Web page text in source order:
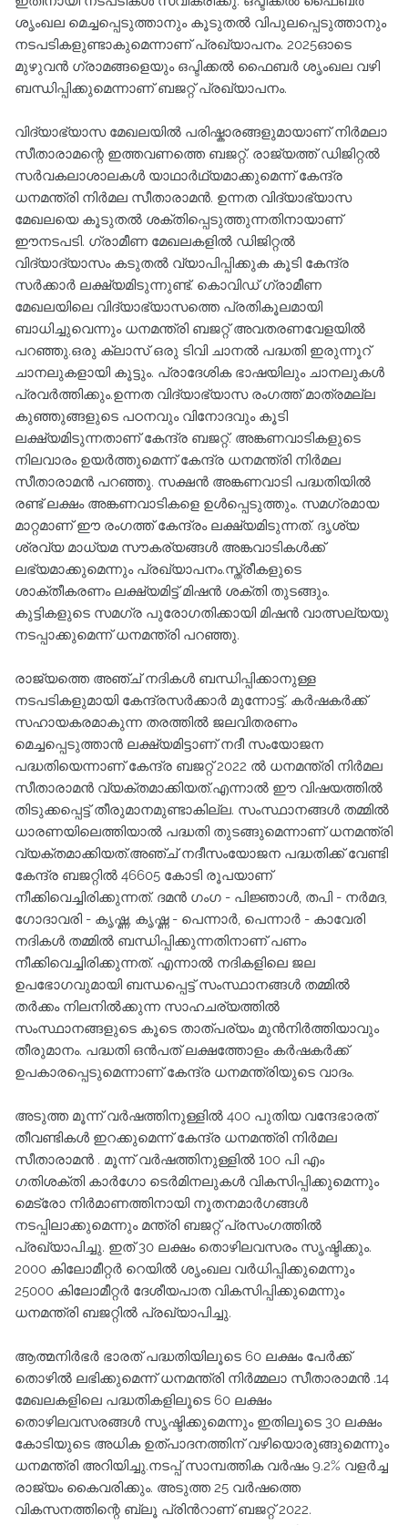
ശൃംഖല മെച്ചപ്പെടുത്താനും കൂടുതല്‍ വിപുലപ്പെടുത്താനും
നടപടികളുണ്ടാകുമെന്നാണ് പ്രഖ്യാപനം. 2025ഓടെ
മുഴുവന്‍ ഗ്രാമങ്ങളെയും ഒപ്ടിക്കല്‍ ഫൈബര്‍ ശൃംഖല വഴി
ബന്ധിപ്പിക്കുമെന്നാണ് ബജറ്റ് പ്രഖ്യാപനം.
വിദ്യാഭ്യാസ മേഖലയില്‍ പരിഷ്കാരങ്ങളുമായാണ് നിര്‍മലാ
സീതാരാമന്റെ ഇത്തവണത്തെ ബജറ്റ്. രാജ്യത്ത് ഡിജിറ്റല്‍
സര്‍വകലാശാലകള്‍ യാഥാര്‍ഥ്യമാക്കുമെന്ന് കേന്ദ്ര
ധനമന്ത്രി നിര്‍മല സീതാരാമന്‍. ഉന്നത വിദ്യാഭ്യാസ
മേഖലയെ കൂടുതല്‍ ശക്തിപ്പെടുത്തുന്നതിനായാണ്
ഈനടപടി. ഗ്രാമീണ മേഖലകളില്‍ ഡിജിറ്റല്‍
വിദ്യാദ്യാസം കടുതല്‍ വ്യാപിപ്പിക്കു‌ക കൂടി കേന്ദ്ര
സര്‍ക്കാര്‍ ലക്ഷ്യമിടുന്നുണ്ട്. കൊവിഡ് ഗ്രാമീണ
മേഖലയിലെ വിദ്യാഭ്യാസത്തെ പ്രതികൂലമായി
ബാധിച്ചുവെന്നും ധനമന്ത്രി ബജറ്റ് അവതരണവേളയില്‍
പറഞ്ഞു.ഒരു ക്ലാസ് ഒരു ടിവി ചാനല്‍ പദ്ധതി ഇരുന്നൂറ്
ചാനലുകളായി കൂട്ടും. പ്രാദേശിക ഭാഷയിലും ചാനലുകള്‍
പ്രവര്‍ത്തിക്കും.ഉന്നത വിദ്യാഭ്യാസ രം​ഗത്ത് മാത്രമല്ല
കുഞ്ഞുങ്ങളുടെ പഠനവും വിനോദവും കൂടി
ലക്ഷ്യമിടുന്നതാണ് കേന്ദ്ര ബജറ്റ്. അങ്കണവാടികളുടെ
നിലവാരം ഉയര്‍ത്തുമെന്ന് കേന്ദ്ര ധനമന്ത്രി നിര്‍മല
സീതാരാമന്‍ പറഞ്ഞു. സക്ഷന്‍ അങ്കണവാടി പദ്ധതിയില്‍
രണ്ട് ലക്ഷം അങ്കണവാ‌ടികളെ ഉള്‍പ്പെടുത്തും. സമ​ഗ്രമായ
മാറ്റമാണ് ഈ രം​ഗത്ത് കേന്ദ്രം ലക്ഷ്യമിടുന്നത്. ദൃശ്യ
ശ്രവ്യ മാധ്യമ സൗകര്യങ്ങള്‍ അങ്കവാടികള്‍ക്ക്
ലഭ്യമാക്കുമെന്നും പ്രഖ്യാപനം.സ്ത്രീകളുടെ
ശാക്തീകരണം ലക്ഷ്യമിട്ട് മിഷന്‍ ശക്തി തുടങ്ങും.
കുട്ടികളുടെ സമ​ഗ്ര പുരോ​ഗതിക്കായി മിഷന്‍ വാത്സല്യയു
നടപ്പാക്കുമെന്ന് ധനമന്ത്രി പറഞ്ഞു.
രാജ്യത്തെ അഞ്ച് നദികള്‍ ബന്ധിപ്പിക്കാനുള്ള
നടപടികളുമായി കേന്ദ്രസര്‍ക്കാര്‍ മുന്നോട്ട്. കര്‍ഷകര്‍ക്ക്
സഹായകരമാകുന്ന തരത്തില്‍ ജലവിതരണം
മെച്ചപ്പെടുത്താന്‍ ലക്ഷ്യമിട്ടാണ് നദീ സംയോജന
പദ്ധതിയെന്നാണ് കേന്ദ്ര ബജറ്റ് 2022 ല്‍ ധനമന്ത്രി നിര്‍മല
സീതാരാമന്‍ വ്യക്തമാക്കിയത്.എന്നാല്‍ ഈ വിഷയത്തില്‍
തിടുക്കപ്പെട്ട് തീരുമാനമുണ്ടാകില്ല. സംസ്ഥാനങ്ങള്‍ തമ്മില്‍
ധാരണയിലെത്തിയാല്‍ പദ്ധതി തുടങ്ങുമെന്നാണ് ധനമന്ത്രി
വ്യക്തമാക്കിയത്.അഞ്ച് നദീസംയോജന പദ്ധതിക്ക് വേണ്ടി
കേന്ദ്ര ബജറ്റില്‍ 46605 കോടി രൂപയാണ്
നീക്കിവെച്ചിരിക്കുന്നത്. ദമന്‍ ഗംഗ - പിജ്ഞാള്‍, തപി - നര്‍മദ,
ഗോദാവരി - കൃഷ്ണ, കൃഷ്ണ - പെന്നാര്‍, പെന്നാര്‍ - കാവേരി
നദികള്‍ തമ്മില്‍ ബന്ധിപ്പിക്കുന്നതിനാണ് പണം
നീക്കിവെച്ചിരിക്കുന്നത്. എന്നാല്‍ നദികളിലെ ജല
ഉപഭോഗവുമായി ബന്ധപ്പെട്ട് സംസ്ഥാനങ്ങള്‍ തമ്മില്‍
തര്‍ക്കം നിലനില്‍ക്കുന്ന സാഹചര്യത്തില്‍
സംസ്ഥാനങ്ങളുടെ കൂടെ താത്പര്യം മുന്‍നിര്‍ത്തിയാവും
തീരുമാനം. പദ്ധതി ഒന്‍പത് ലക്ഷത്തോളം കര്‍ഷകര്‍ക്ക്
ഉപകാരപ്പെടുമെന്നാണ് കേന്ദ്ര ധനമന്ത്രിയുടെ വാദം.
അടുത്ത മൂന്ന് വര്‍ഷത്തിനുള്ളില്‍ 400 പുതിയ വന്ദേഭാരത്
തീവണ്ടികള്‍ ഇറക്കുമെന്ന് കേന്ദ്ര ധനമന്ത്രി നിര്‍മല
സീതാരാമന്‍ . മൂന്ന് വര്‍ഷത്തിനുള്ളില്‍ 100 പി എം
ഗതിശക്തി കാര്‍ഗോ ടെര്‍മിനലുകള്‍ വികസിപ്പിക്കുമെന്നും
മെട്രോ നിര്‍മാണത്തിനായി നൂതനമാര്‍ഗങ്ങള്‍
നടപ്പിലാക്കുമെന്നും മന്ത്രി ബജറ്റ് പ്രസംഗത്തില്‍
പ്രഖ്യാപിച്ചു. ഇത് 30 ലക്ഷം തൊഴിലവസരം സൃഷ്ടിക്കും.
2000 കിലോമീറ്റര്‍ റെയില്‍ ശൃംഖല വര്‍ധിപ്പിക്കുമെന്നും
25000 കിലോമീറ്റര്‍ ദേശീയപാത വികസിപ്പിക്കുമെന്നും
ധനമന്ത്രി ബജറ്റില്‍ പ്രഖ്യാപിച്ചു.
ആത്മനിര്‍ഭര്‍ ഭാരത് പദ്ധതിയിലൂടെ 60 ലക്ഷം പേര്‍ക്ക്
തൊഴില്‍ ലഭിക്കുമെന്ന് ധനമന്ത്രി നിര്‍മ്മലാ സീതാരാമന്‍ .14
മേഖലകളിലെ പദ്ധതികളിലൂടെ 60 ലക്ഷം
തൊഴിലവസരങ്ങള്‍ സൃഷ്ടിക്കുമെന്നും ഇതിലൂടെ 30 ലക്ഷം
കോടിയുടെ അധിക ഉത്പാദനത്തിന് വഴിയൊരുങ്ങുമെന്നും
ധനമന്ത്രി അറിയിച്ചു.നടപ്പ് സാമ്പത്തിക വര്‍ഷം 9.2% വളര്‍ച്ച
രാജ്യം കൈവരിക്കും. അടുത്ത 25 വര്‍ഷത്തെ
വികസനത്തിന്റെ ബ്ലൂ പ്രിന്‍റാണ് ബജറ്റ് 2022.